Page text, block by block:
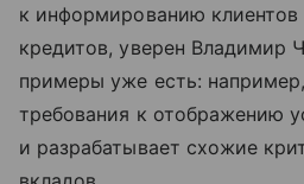
к информированию клиентов
кредитов, уверен Владимир
примеры уже есть:
требования к отображению
и разрабатывает схожие